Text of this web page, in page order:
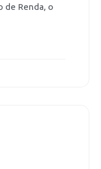
de Renda, o